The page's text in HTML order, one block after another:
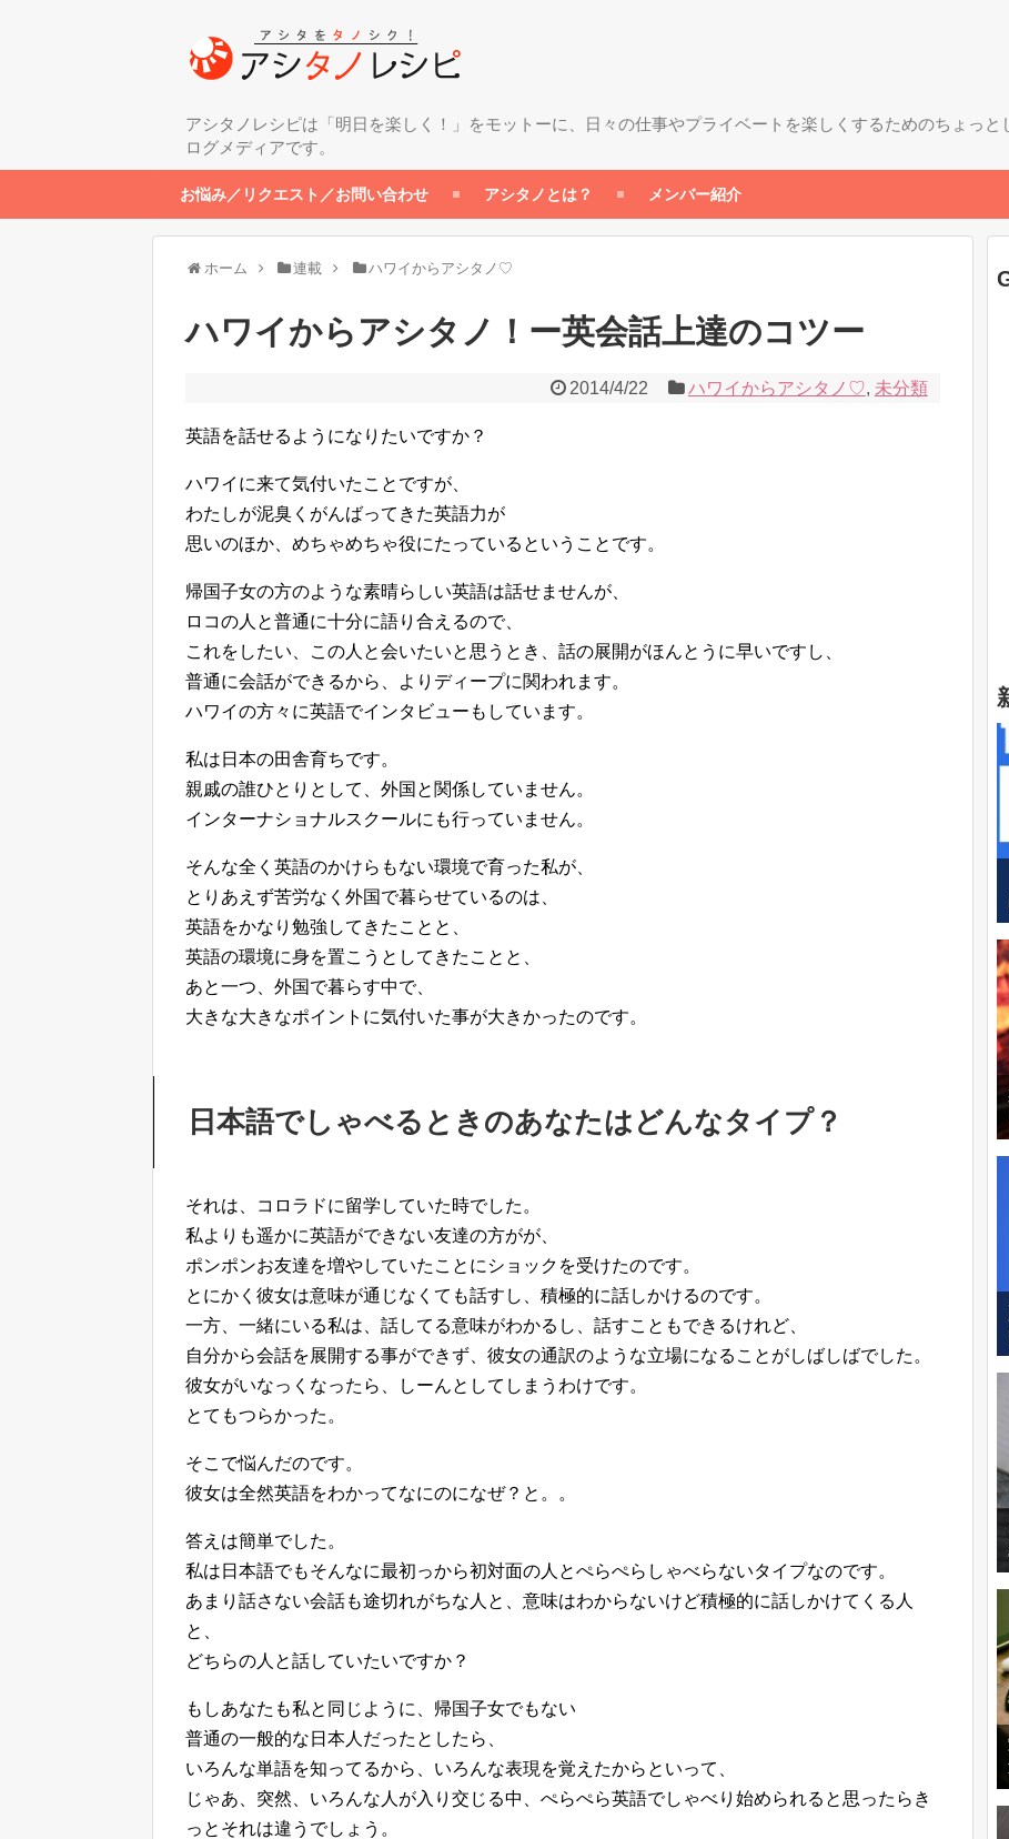
アシタノレシピは「明日を楽しく！」をモットーに、日々の仕事やプライベートを楽しくするためのちょっ
ログメディアです。
お悩み／リクエスト／お問い合わせ アシタノとは？ メンバー紹介
ホーム 連載 ハワイからアシタノ♡
ハワイからアシタノ！ー英会話上達のコツー
2014/4/22 ハワイからアシタノ♡, 未分類
英語を話せるようになりたいですか？
ハワイに来て気付いたことですが、
わたしが泥臭くがんばってきた英語力が
思いのほか、めちゃめちゃ役にたっているということです。
帰国子女の方のような素晴らしい英語は話せませんが、
ロコの人と普通に十分に語り合えるので、
これをしたい、この人と会いたいと思うとき、話の展開がほんとうに早いですし、
普通に会話ができるから、よりディープに関われます。
ハワイの方々に英語でインタビューもしています。
私は日本の田舎育ちです。
親戚の誰ひとりとして、外国と関係していません。
インターナショナルスクールにも行っていません。
そんな全く英語のかけらもない環境で育った私が、
とりあえず苦労なく外国で暮らせているのは、
英語をかなり勉強してきたことと、
英語の環境に身を置こうとしてきたことと、
あと一つ、外国で暮らす中で、
大きな大きなポイントに気付いた事が大きかったのです。
日本語でしゃべるときのあなたはどんなタイプ？
それは、コロラドに留学していた時でした。
私よりも遥かに英語ができない友達の方がが、
ポンポンお友達を増やしていたことにショックを受けたのです。
とにかく彼女は意味が通じなくても話すし、積極的に話しかけるのです。
一方、一緒にいる私は、話してる意味がわかるし、話すこともできるけれど、
自分から会話を展開する事ができず、彼女の通訳のような立場になることがしばしばでした。
彼女がいなっくなったら、しーんとしてしまうわけです。
とてもつらかった。
そこで悩んだのです。
彼女は全然英語をわかってなにのになぜ？と。。
答えは簡単でした。
私は日本語でもそんなに最初っから初対面の人とぺらぺらしゃべらないタイプなのです。
あまり話さない会話も途切れがちな人と、意味はわからないけど積極的に話しかけてくる人
と、
どちらの人と話していたいですか？
もしあなたも私と同じように、帰国子女でもない
普通の一般的な日本人だったとしたら、
いろんな単語を知ってるから、いろんな表現を覚えたからといって、
じゃあ、突然、いろんな人が入り交じる中、ぺらぺら英語でしゃべり始められると思ったらき
っとそれは違うでしょう。